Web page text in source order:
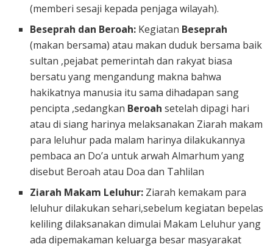
(memberi sesaji kepada penjaga wilayah).
Beseprah dan Beroah: Kegiatan Beseprah
(makan bersama) atau makan duduk bersama baik
sultan ,pejabat pemerintah dan rakyat biasa
bersatu yang mengandung makna bahwa
hakikatnya manusia itu sama dihadapan sang
pencipta ,sedangkan Beroah setelah dipagi hari
atau di siang harinya melaksanakan Ziarah makam
para leluhur pada malam harinya dilakukannya
pembaca an Do’a untuk arwah Almarhum yang
disebut Beroah atau Doa dan Tahlilan
Ziarah Makam Leluhur: Ziarah kemakam para
leluhur dilakukan sehari,sebelum kegiatan bepelas
keliling dilaksanakan dimulai Makam Leluhur yang
ada dipemakaman keluarga besar masyarakat